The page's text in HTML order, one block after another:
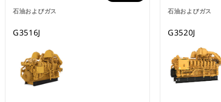
石油およびガス
G3516J
石油およびガス
G3520J